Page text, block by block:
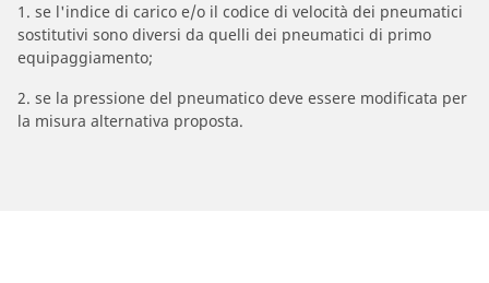
1. se l'indice di carico e/o il codice di velocità dei pneumatici
sostitutivi sono diversi da quelli dei pneumatici di primo
equipaggiamento;
2. se la pressione del pneumatico deve essere modificata per
la misura alternativa proposta.